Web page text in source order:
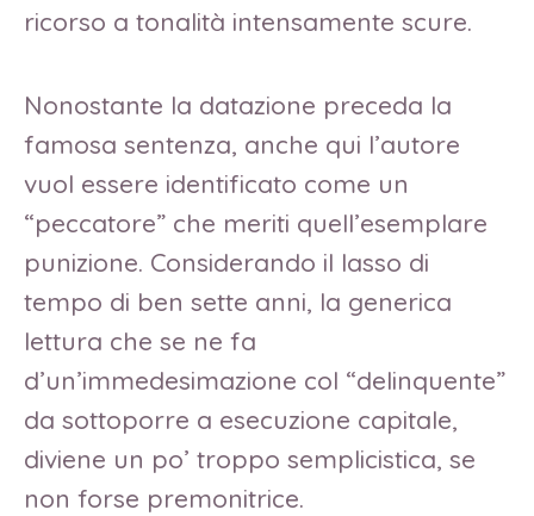
ricorso a tonalità intensamente scure.
Nonostante la datazione preceda la
famosa sentenza, anche qui l’autore
vuol essere identificato come un
“peccatore” che meriti quell’esemplare
punizione. Considerando il lasso di
tempo di ben sette anni, la generica
lettura che se ne fa
d’un’immedesimazione col “delinquente”
da sottoporre a esecuzione capitale,
diviene un po’ troppo semplicistica, se
non forse premonitrice.